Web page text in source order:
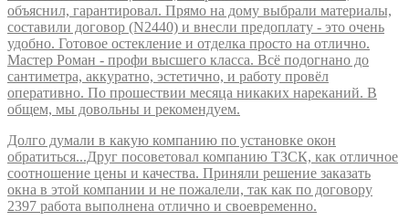
объяснил, гарантировал. Прямо на дому выбрали материалы,
составили договор (N2440) и внесли предоплату - это очень
удобно. Готовое остекление и отделка просто на отлично.
Мастер Роман - профи высшего класса. Всё подогнано до
сантиметра, аккуратно, эстетично, и работу провёл
оперативно. По прошествии месяца никаких нареканий. В
общем, мы довольны и рекомендуем.
Долго думали в какую компанию по установке окон
обратиться...Друг посоветовал компанию ТЗСК, как отличное
соотношение цены и качества. Приняли решение заказать
окна в этой компании и не пожалели, так как по договору
2397 работа выполнена отлично и своевременно.